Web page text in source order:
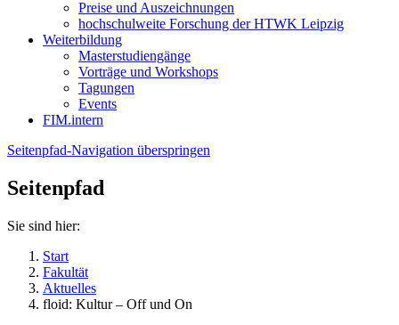
Preise und Auszeichnungen
hochschulweite Forschung der HTWK Leipzig
Weiterbildung
Masterstudiengänge
Vorträge und Workshops
Tagungen
Events
FIM.intern
Seitenpfad-Navigation überspringen
Seitenpfad
Sie sind hier:
Start
Fakultät
Aktuelles
floid: Kultur – Off und On